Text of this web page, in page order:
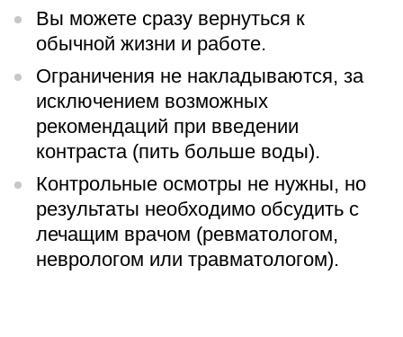
Вы можете сразу вернуться к
обычной жизни и работе.
Ограничения не накладываются, за
исключением возможных
рекомендаций при введении
контраста (пить больше воды).
Контрольные осмотры не нужны, но
результаты необходимо обсудить с
лечащим врачом (ревматологом,
неврологом или травматологом).